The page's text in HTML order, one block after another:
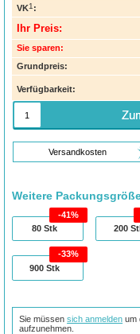
VK1:
Ihr Preis:
Sie sparen:
Grundpreis:
Verfügbarkeit:
Versandkosten
Weitere
80 Stk
41%
200
900 Stk
33%
Sie müssensich anmelden um
aufzunehmen.